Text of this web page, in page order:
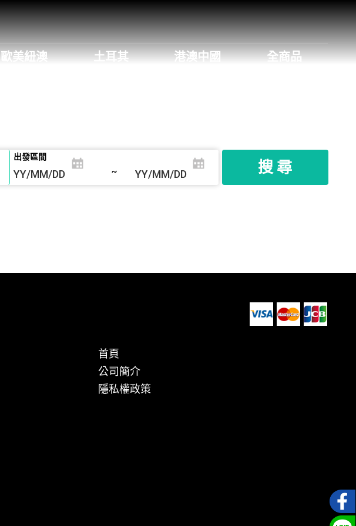
全商品
港澳中國
土耳其
歐美紐澳
出發區間
~
搜 尋
首頁
公司簡介
隱私權政策